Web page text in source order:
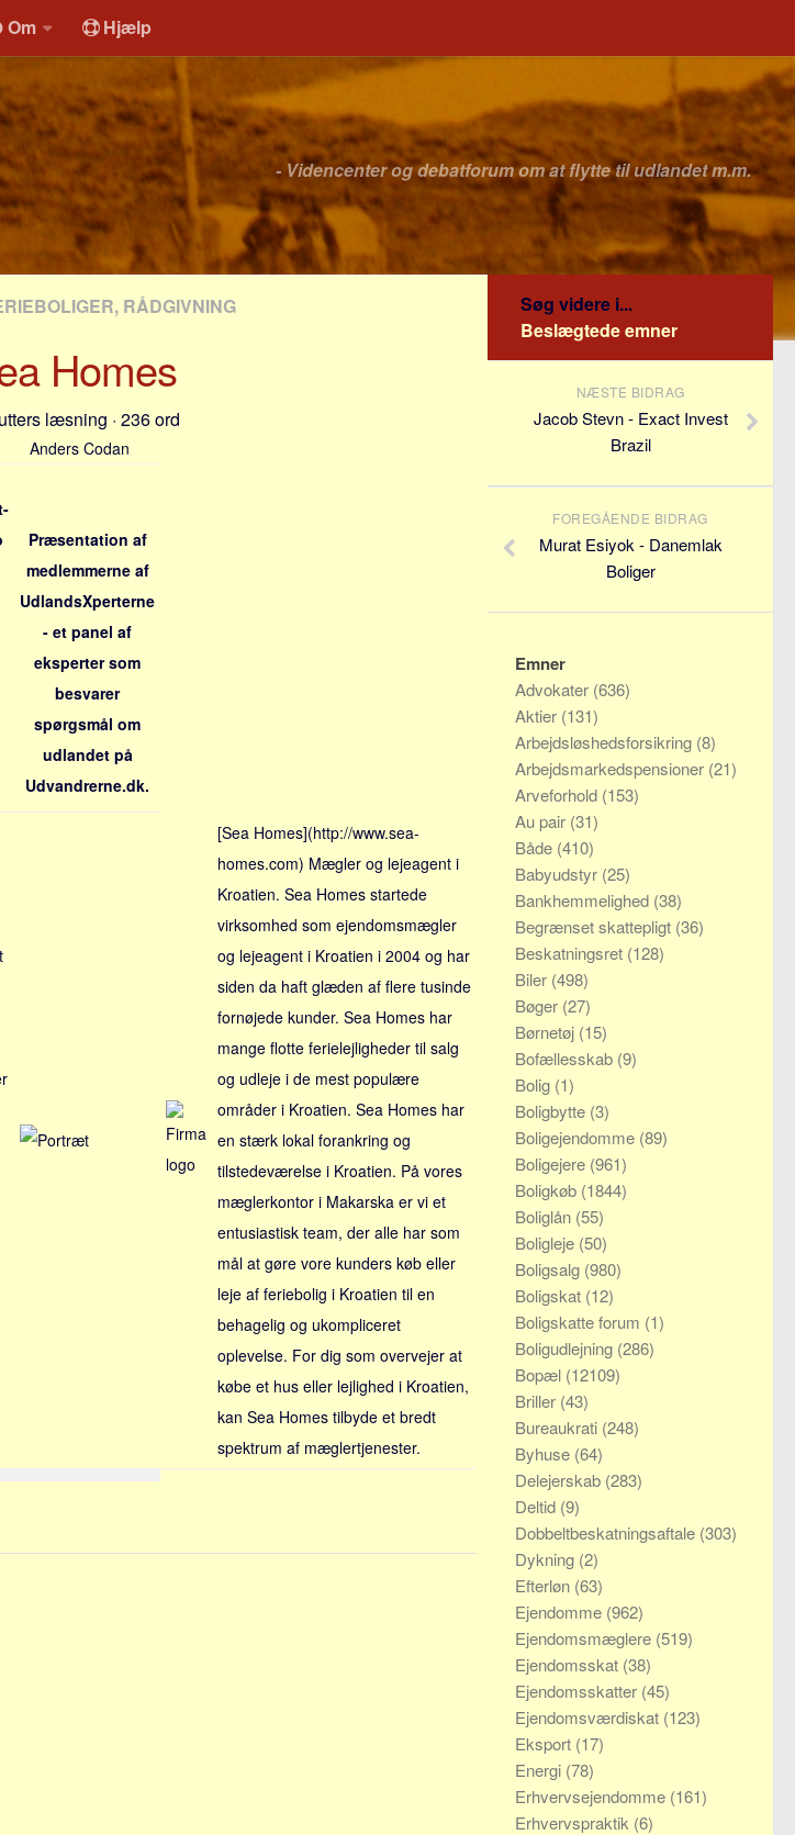
Om Hjælp
- Videncenter og debatforum om at flytte til udlandet m.m.
RÅDGIVNING
Homes
læsning · 236 ord
Anders Codan
Præsentation af
medlemmerne af
UdlandsXperterne
- et panel af
eksperter som
besvarer
spørgsmål om
udlandet på
Udvandrerne.dk.
[Sea Homes](http://www.sea-
homes.com) Mægler og lejeagent i
Kroatien. Sea Homes startede
virksomhed som ejendomsmægler
og lejeagent i Kroatien i 2004 og har
siden da haft glæden af flere tusinde
fornøjede kunder. Sea Homes har
mange flotte ferielejligheder til salg
og udleje i de mest populære
områder i Kroatien. Sea Homes har
en stærk lokal forankring og
tilstedeværelse i Kroatien. På vores
mæglerkontor i Makarska er vi et
entusiastisk team, der alle har som
mål at gøre vore kunders køb eller
leje af feriebolig i Kroatien til en
behagelig og ukompliceret
oplevelse. For dig som overvejer at
købe et hus eller lejlighed i Kroatien,
kan Sea Homes tilbyde et bredt
spektrum af mæglertjenester.
Søg videre i...
Beslægtede emner
NÆSTE BIDRAG
Jacob Stevn - Exact Invest
Brazil
FOREGÅENDE BIDRAG
Murat Esiyok - Danemlak
Boliger
Emner
Advokater (636)
Aktier (131)
Arbejdsløshedsforsikring (8)
Arbejdsmarkedspensioner (21)
Arveforhold (153)
Au pair (31)
Både (410)
Babyudstyr (25)
Bankhemmelighed (38)
Begrænset skattepligt (36)
Beskatningsret (128)
Biler (498)
Bøger (27)
Børnetøj (15)
Bofællesskab (9)
Bolig (1)
Boligbytte (3)
Boligejendomme (89)
Boligejere (961)
Boligkøb (1844)
Boliglån (55)
Boligleje (50)
Boligsalg (980)
Boligskat (12)
Boligskatte forum (1)
Boligudlejning (286)
Bopæl (12109)
Briller (43)
Bureaukrati (248)
Byhuse (64)
Delejerskab (283)
Deltid (9)
Dobbeltbeskatningsaftale (303)
Dykning (2)
Efterløn (63)
Ejendomme (962)
Ejendomsmæglere (519)
Ejendomsskat (38)
Ejendomsskatter (45)
Ejendomsværdiskat (123)
Eksport (17)
Energi (78)
Erhvervsejendomme (161)
Erhvervspraktik (6)